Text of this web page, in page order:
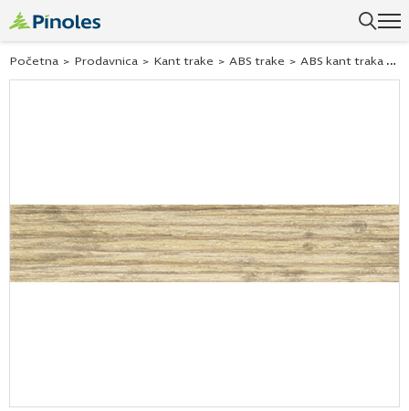
Početna > Prodavnica > Kant trake > ABS trake > ABS kant traka alpine spruce 254564 22×0,5